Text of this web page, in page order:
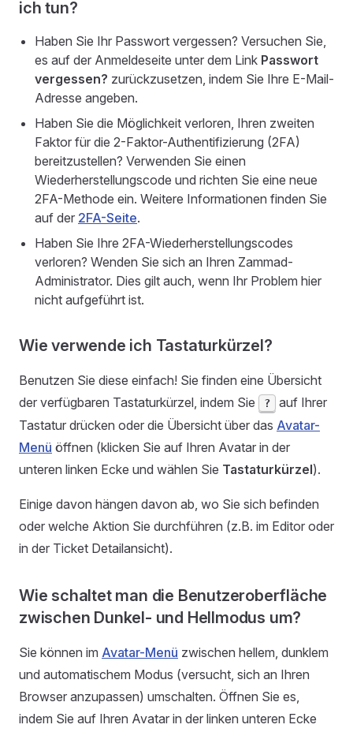
ich tun?
Haben Sie Ihr Passwort vergessen? Versuchen Sie,
es auf der Anmeldeseite unter dem Link Passwort
vergessen? zurückzusetzen, indem Sie Ihre E-Mail-
Adresse angeben.
Haben Sie die Möglichkeit verloren, Ihren zweiten
Faktor für die 2-Faktor-Authentifizierung (2FA)
bereitzustellen? Verwenden Sie einen
Wiederherstellungscode und richten Sie eine neue
2FA-Methode ein. Weitere Informationen finden Sie
auf der 2FA-Seite.
Haben Sie Ihre 2FA-Wiederherstellungscodes
verloren? Wenden Sie sich an Ihren Zammad-
Administrator. Dies gilt auch, wenn Ihr Problem hier
nicht aufgeführt ist.
Wie verwende ich Tastaturkürzel?
Benutzen Sie diese einfach! Sie finden eine Übersicht
der verfügbaren Tastaturkürzel, indem Sie
?
auf Ihrer
Tastatur drücken oder die Übersicht über das Avatar-
Menü öffnen (klicken Sie auf Ihren Avatar in der
unteren linken Ecke und wählen Sie Tastaturkürzel).
Einige davon hängen davon ab, wo Sie sich befinden
oder welche Aktion Sie durchführen (z.B. im Editor oder
in der Ticket Detailansicht).
Wie schaltet man die Benutzeroberfläche
zwischen Dunkel- und Hellmodus um?
Sie können im Avatar-Menü zwischen hellem, dunklem
und automatischem Modus (versucht, sich an Ihren
Browser anzupassen) umschalten. Öffnen Sie es,
indem Sie auf Ihren Avatar in der linken unteren Ecke